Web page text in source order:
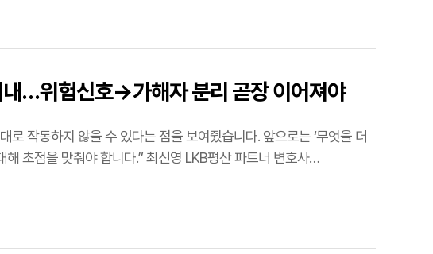
…위험신호→가해자 분리 곧장 이어져야
작동하지 않을 수 있다는 점을 보여줬습니다. 앞으로는 ‘무엇을 더
.” 최신영 LKB평산 파트너 변호사